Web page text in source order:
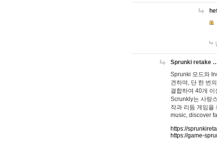
Sprunki retake
Sprunki 모드와
견하며, 단 한 번
결합하여 40개
Scrunkly는 사랑
작과 리듬 게임을
music, discover
https://
https://game-